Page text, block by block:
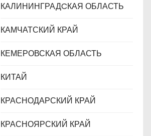
КАЛИНИНГРАДCКАЯ ОБЛАСТЬ
КАМЧАТСКИЙ КРАЙ
КЕМЕРОВСКАЯ ОБЛАСТЬ
КИТАЙ
КРАСНОДАРСКИЙ КРАЙ
КРАСНОЯРСКИЙ КРАЙ